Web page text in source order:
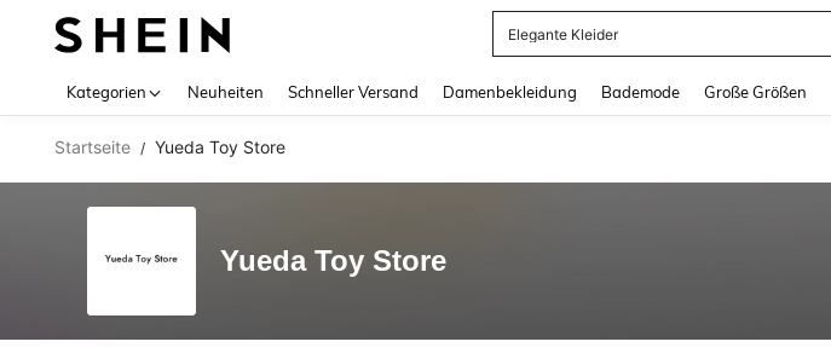
Elegante Kleider
Kategorien Neuheiten Schneller Versand Damenbekleidung Bademode Große Größen
Startseite / Yueda Toy Store
Yueda Toy Store